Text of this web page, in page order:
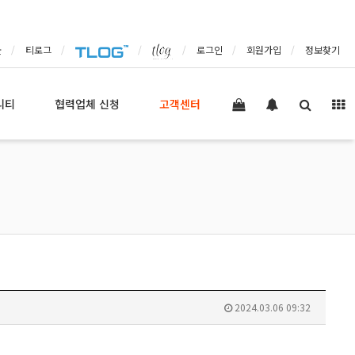
티로그 로그인 회원가입 정보찾기
티 협력업체 신청 고객센터
2024.03.06 09:32